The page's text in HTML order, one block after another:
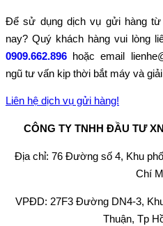
Để sử dụng dịch vụ gửi hàng
nay? Quý khách hàng vui lòng
0909.662.896 hoặc email
ngũ tư vấn kịp thời bắt máy và
Liên hệ dịch vụ gửi hàng!
CÔNG TY TNHH ĐẦU TƯ
Địa chỉ: 76 Đường số 4, Khu
Chí
VPĐD: 27F3 Đường DN4-3,
Thuận, Tp